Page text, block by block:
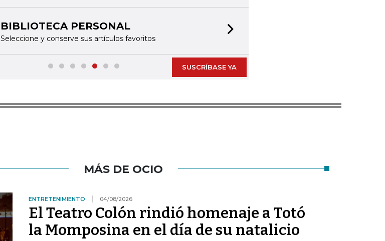
BIBLIOTECA PERSONAL
Seleccione y conserve sus artículos favoritos
SUSCRÍBASE YA
MÁS DE OCIO
ENTRETENIMIENTO 04/08/2026
El Teatro Colón rindió homenaje a Totó
la Momposina en el día de su natalicio